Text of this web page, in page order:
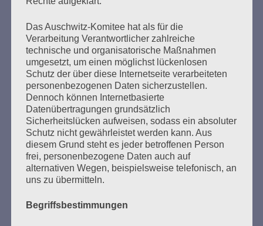
der
Beiträge
Zurück 3
Wer gegen Nazis kämpft, kann sich auf den Staat
nicht verlassen.
Esther Bejarano - 17. November 2015
Das Auschwitz-Komitee hat als für die
Verarbeitung Verantwortlicher zahlreiche
technische und organisatorische Maßnahmen
umgesetzt, um einen möglichst lückenlosen
Schutz der über diese Internetseite verarbeiteten
personenbezogenen Daten sicherzustellen.
Dennoch können Internetbasierte
Datenübertragungen grundsätzlich
Sicherheitslücken aufweisen, sodass ein absoluter
Schutz nicht gewährleistet werden kann. Aus
diesem Grund steht es jeder betroffenen Person
frei, personenbezogene Daten auch auf
alternativen Wegen, beispielsweise telefonisch, an
uns zu übermitteln.
Begriffsbestimmungen